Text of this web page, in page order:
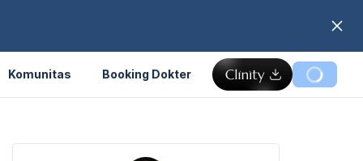
Komunitas Booking Dokter